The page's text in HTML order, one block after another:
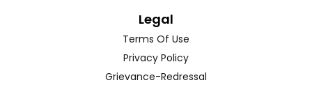
Legal
Terms Of Use
Privacy Policy
Grievance-Redressal